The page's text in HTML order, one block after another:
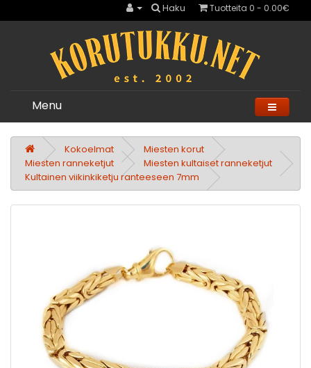
Haku Tuotteita 0 - 0.00€
Menu
Kokoelmat
Miesten korut
Miesten ranneketjut
Miesten kultaiset ranneketjut
Kultainen viikinkiketju ranteeseen 7mm